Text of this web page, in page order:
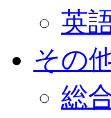
英
その
総